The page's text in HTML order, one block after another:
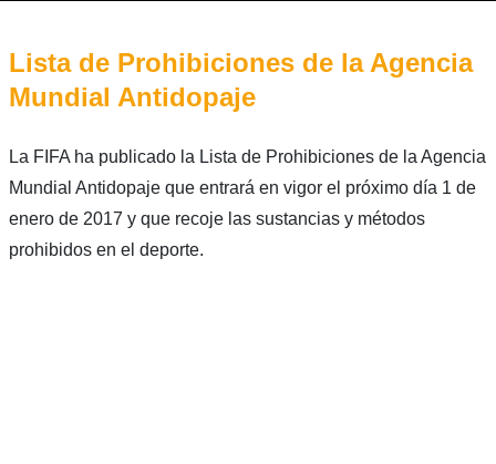
Lista de Prohibiciones de la Agencia
Mundial Antidopaje
La FIFA ha publicado la Lista de Prohibiciones de la Agencia
Mundial Antidopaje que entrará en vigor el próximo día 1 de
enero de 2017 y que recoje las sustancias y métodos
prohibidos en el deporte.